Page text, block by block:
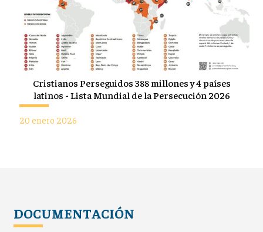
Cristianos Perseguidos 388 millones y 4 países
latinos - Lista Mundial de la Persecución 2026
20 enero 2026
DOCUMENTACIÓN